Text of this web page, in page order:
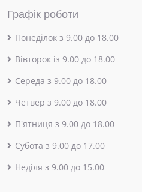
Графік роботи
Понеділок з 9.00 до 18.00
Вівторок із 9.00 до 18.00
Середа з 9.00 до 18.00
Четвер з 9.00 до 18.00
П'ятниця з 9.00 до 18.00
Субота з 9.00 до 17.00
Неділя з 9.00 до 15.00